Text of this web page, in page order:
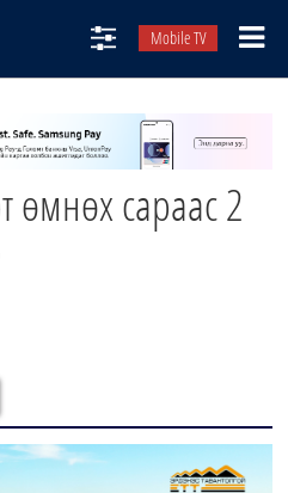
Mobile TV
өмнөх сараас 2